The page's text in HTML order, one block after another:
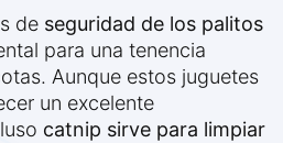
de seguridad de los palitos
para una tenencia
Aunque estos juguetes
un excelente
catnip sirve para limpiar